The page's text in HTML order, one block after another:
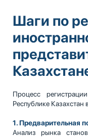
Шаги по
Процесс
Республике
1. Предварительная
Анализ рынка